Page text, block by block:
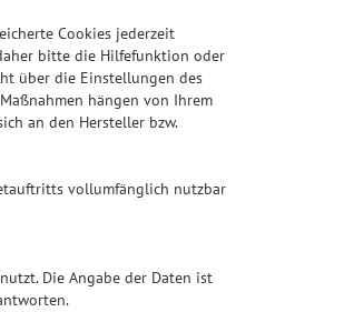
Cookies jederzeit
bitte die Hilfefunktion oder
über die Einstellungen des
hängen von Ihrem
an den Hersteller bzw.
vollumfänglich nutzbar
Die Angabe der Daten ist